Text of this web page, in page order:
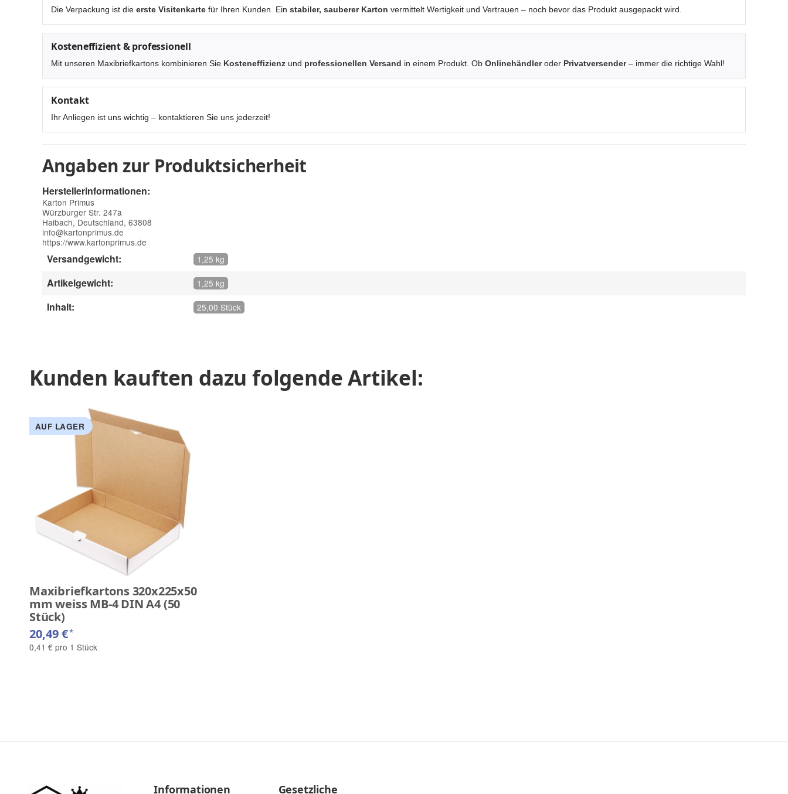
Die Verpackung ist die erste Visitenkarte für Ihren Kunden. Ein stabiler, sauberer Karton vermittelt Wertigkeit und Vertrauen – noch bevor das Produkt ausgepackt wird.
Kosteneffizient & professionell
Mit unseren Maxibriefkartons kombinieren Sie Kosteneffizienz und professionellen Versand in einem Produkt. Ob Onlinehändleroder Privatversender– immer die richtige Wahl!
Kontakt
Ihr Anliegen ist uns wichtig – kontaktieren Sie uns jederzeit!
Angaben zur Produktsicherheit
Herstellerinformationen:
Karton Primus
Würzburger Str. 247a
Haibach, Deutschland, 63808
info@kartonprimus.de
https://www.kartonprimus.de
Versandgewicht: 1,25 kg
Artikelgewicht: 1,25 kg
Inhalt: 25,00 Stück
Kunden kauften dazu folgende Artikel:
AUF LAGER
Maxibriefkartons 320x225x50
mm weiss MB-4 DIN A4 (50
Stück)
20,49 €*
0,41 € pro 1 Stück
Informationen Gesetzliche